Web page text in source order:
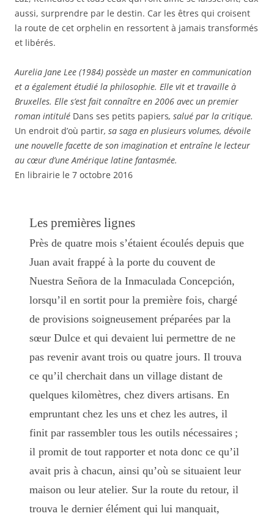
aussi, surprendre par le destin. Car les êtres qui croisent
la route de cet orphelin en ressortent à jamais transformés
et libérés.
Aurelia Jane Lee (1984) possède un master en communication
et a également étudié la philosophie. Elle vit et travaille à
Bruxelles. Elle s’est fait connaître en 2006 avec un premier
roman intitulé Dans ses petits papiers, salué par la critique.
Un endroit d’où partir, sa saga en plusieurs volumes, dévoile
une nouvelle facette de son imagination et entraîne le lecteur
au cœur d’une Amérique latine fantasmée.
En librairie le 7 octobre 2016
Les premières lignes
Près de quatre mois s’étaient écoulés depuis que
Juan avait frappé à la porte du couvent de
Nuestra Señora de la Inmaculada Concepción,
lorsqu’il en sortit pour la première fois, chargé
de provisions soigneusement préparées par la
sœur Dulce et qui devaient lui permettre de ne
pas revenir avant trois ou quatre jours. Il trouva
ce qu’il cherchait dans un village distant de
quelques kilomètres, chez divers artisans. En
empruntant chez les uns et chez les autres, il
finit par rassembler tous les outils nécessaires ;
il promit de tout rapporter et nota donc ce qu’il
avait pris à chacun, ainsi qu’où se situaient leur
maison ou leur atelier. Sur la route du retour, il
trouva le dernier élément qui lui manquait,